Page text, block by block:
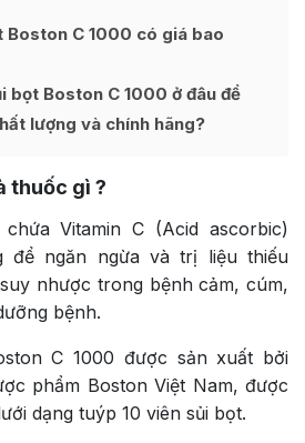
Boston C 1000 có giá bao
bọt Boston C 1000 ở đâu để
lượng và chính hãng?
thuốc gì ?
Vitamin C (Acid ascorbic)
để ngăn ngừa và trị liệu thiếu
nhược trong bệnh cảm, cúm,
bệnh.
C 1000 được sản xuất bởi
phẩm Boston Việt Nam, được
dạng tuýp 10 viên sủi bọt.